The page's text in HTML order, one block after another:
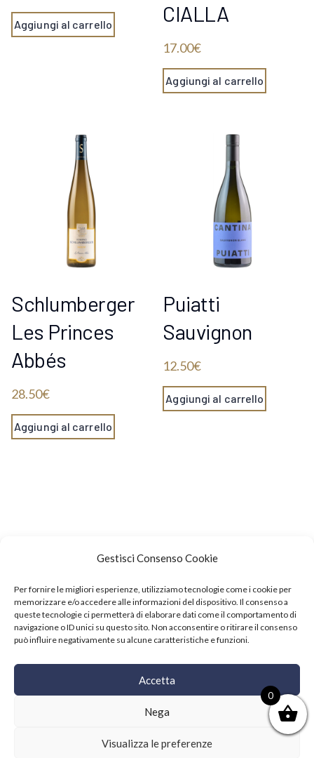
Gestisci Consenso Cookie
Per fornire le migliori esperienze, utilizziamo tecnologie come i cookie per
memorizzare e/o accedere alle informazioni del dispositivo. Il consenso a
queste tecnologie ci permetterà di elaborare dati come il comportamento di
navigazione o ID unici su questo sito. Non acconsentire o ritirare il consenso
può influire negativamente su alcune caratteristiche e funzioni.
Accetta
Nega
Visualizza le preferenze
Aggiungi al carrello
CIALLA
17.00€
Aggiungi al carrello
Schlumberger
Les Princes
Abbés
28.50€
Aggiungi al carrello
Puiatti
Sauvignon
12.50€
Aggiungi al carrello
Copyright © 2021 SushiFushi. All Rights Reserved.
0